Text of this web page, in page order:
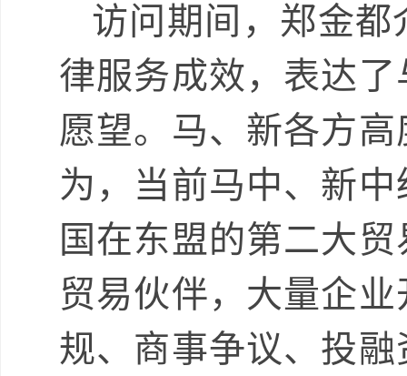
访问期间，郑金
律服务成效，表达
愿望。马、新各方
为，当前马中、 新中
国在东盟的第二大
贸易伙伴，大量企
规、商事争议、投